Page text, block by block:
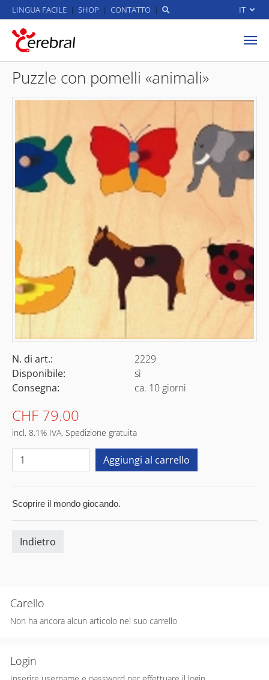
LINGUA FACILE SHOP CONTATTO IT
Carello
Non ha ancora alcun articolo nel suo carrello
Login
Puzzle con pomelli «animali»
N. di art.:
2229
Disponibile:
sì
Consegna:
ca. 10 giorni
CHF 79.00
incl. 8.1% IVA, Spedizione gratuita
Scoprire il mondo giocando.
Indietro